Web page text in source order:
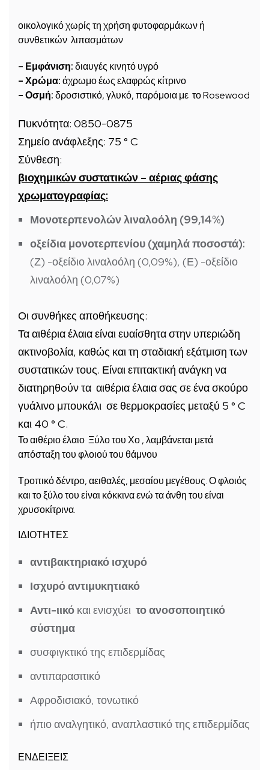
οικολογικό χωρίς τη χρήση φυτοφαρμάκων ή
συνθετικών λιπασμάτων
– Εμφάνιση:διαυγές κινητό υγρό
– Χρώμα:άχρωμο έως ελαφρώς κίτρινο
– Οσμή:δροσιστικό, γλυκό, παρόμοια με το Rosewood
Πυκνότητα: 0850-0875
Σημείο ανάφλεξης: 75 ° C
Σύνθεση:
βιοχημικών συστατικών – αέριας φάσης
χρωματογραφίας:
Μονοτερπενολώνλιναλοόλη (99,14%)
οξείδια μονοτερπενίου (χαμηλά ποσοστά):
(Ζ) -οξείδιο λιναλοόλη (0,09%), (Ε) -οξείδιο
λιναλοόλη (0,07%)
Οι συνθήκες αποθήκευσης:
Τα αιθέρια έλαια είναι ευαίσθητα στην υπεριώδη
ακτινοβολία, καθώς και τη σταδιακή εξάτμιση των
συστατικών τους. Είναι επιτακτική ανάγκη να
διατηρηθoύν τα αιθέρια έλαια σας σε ένα σκούρο
γυάλινο μπουκάλι σε θερμοκρασίες μεταξύ 5 ° C
και 40 ° C.
Το αιθέριο έλαιο Ξύλο του Χο , λαμβάνεται μετά
απόσταξη του φλοιού του θάμνου
Τροπικό δέντρο, αειθαλές, μεσαίου μεγέθους.Ο φλοιός
και το ξύλο του είναι κόκκινα ενώ τα άνθη του είναι
χρυσοκίτρινα.
ΙΔΙΟΤΗΤΕΣ
αντιβακτηριακό ισχυρό
Ισχυρό αντιμυκητιακό
Αντι-ιικό και ενισχύει το ανοσοποιητικό
σύστημα
συσφιγκτικό της επιδερμίδας
αντιπαρασιτικό
Αφροδισιακό, τονωτικό
ήπιο αναλγητικό, αναπλαστικό της επιδερμίδας
ΕΝΔΕΙΞΕΙΣ